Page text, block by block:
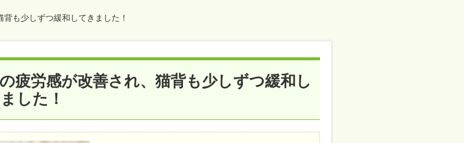
も少しずつ緩和してきました！
疲労感が改善され、猫背も少しずつ緩和し
した！